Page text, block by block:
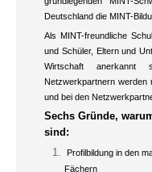
Deutschland die MINT-
Als MINT-freundliche
und Schüler, Eltern und
Wirtschaft
Netzwerkpartnern werden
und bei den
Sechs Gründe,
sind:
Profilbildung in den
Fächern